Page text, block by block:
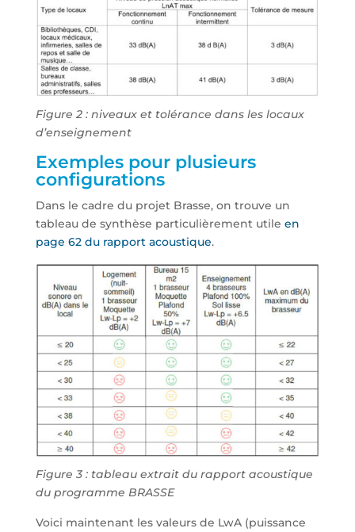
Figure 2 : niveaux et tolérance dans les locaux
d’enseignement
Exemples pour plusieurs
configurations
Dans le cadre du projet Brasse, on trouve un
tableau de synthèse particulièrement utile en
page 62 du rapport acoustique.
Figure 3 : tableau extrait du rapport acoustique
du programme BRASSE
Voici maintenant les valeurs de LwA (puissance